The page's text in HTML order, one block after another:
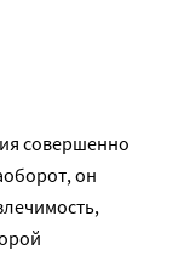
совершенно
он